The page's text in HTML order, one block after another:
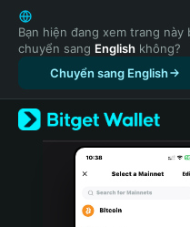
English
日本語
Tiếng Việt
Русский
Español (Latinoamérica)
Türkçe
Italiano
Bạn hiện đang xem trang này
chuyển sang English không?
Chuyển sang English